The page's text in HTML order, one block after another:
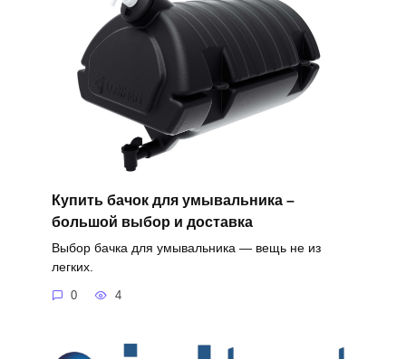
Купить бачок для умывальника –
большой выбор и доставка
Выбор бачка для умывальника — вещь не из
легких.
0 4